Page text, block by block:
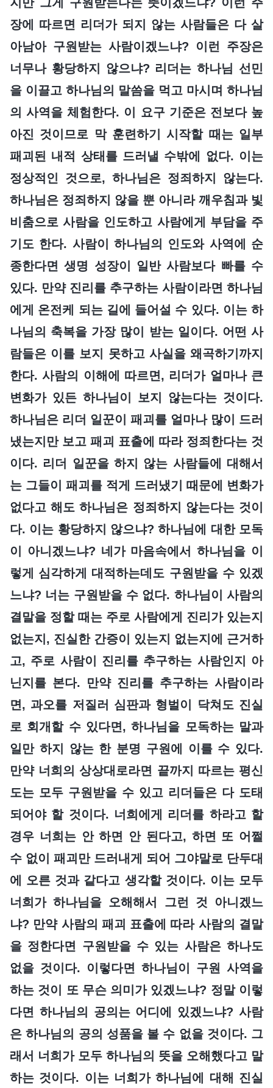
장에 따르면 리더가 되지 않는 사람들은 다 살
아남아 구원받는 사람이겠느냐? 이런 주장은
너무나 황당하지 않으냐? 리더는 하나님 선민
을 이끌고 하나님의 말씀을 먹고 마시며 하나님
의 사역을 체험한다. 이 요구 기준은 전보다 높
아진 것이므로 막 훈련하기 시작할 때는 일부
패괴된 내적 상태를 드러낼 수밖에 없다. 이는
정상적인 것으로, 하나님은 정죄하지 않는다.
하나님은 정죄하지 않을 뿐 아니라 깨우침과 빛
비춤으로 사람을 인도하고 사람에게 부담을 주
기도 한다. 사람이 하나님의 인도와 사역에 순
종한다면 생명 성장이 일반 사람보다 빠를 수
있다. 만약 진리를 추구하는 사람이라면 하나님
에게 온전케 되는 길에 들어설 수 있다. 이는 하
나님의 축복을 가장 많이 받는 일이다. 어떤 사
람들은 이를 보지 못하고 사실을 왜곡하기까지
한다. 사람의 이해에 따르면, 리더가 얼마나 큰
변화가 있든 하나님이 보지 않는다는 것이다.
하나님은 리더 일꾼이 패괴를 얼마나 많이 드러
냈는지만 보고 패괴 표출에 따라 정죄한다는 것
이다. 리더 일꾼을 하지 않는 사람들에 대해서
는 그들이 패괴를 적게 드러냈기 때문에 변화가
없다고 해도 하나님은 정죄하지 않는다는 것이
다. 이는 황당하지 않으냐? 하나님에 대한 모독
이 아니겠느냐? 네가 마음속에서 하나님을 이
렇게 심각하게 대적하는데도 구원받을 수 있겠
느냐? 너는 구원받을 수 없다. 하나님이 사람의
결말을 정할 때는 주로 사람에게 진리가 있는지
없는지, 진실한 간증이 있는지 없는지에 근거하
고, 주로 사람이 진리를 추구하는 사람인지 아
닌지를 본다. 만약 진리를 추구하는 사람이라
면, 과오를 저질러 심판과 형벌이 닥쳐도 진실
로 회개할 수 있다면, 하나님을 모독하는 말과
일만 하지 않는 한 분명 구원에 이를 수 있다.
만약 너희의 상상대로라면 끝까지 따르는 평신
도는 모두 구원받을 수 있고 리더들은 다 도태
되어야 할 것이다. 너희에게 리더를 하라고 할
경우 너희는 안 하면 안 된다고, 하면 또 어쩔
수 없이 패괴만 드러내게 되어 그야말로 단두대
에 오른 것과 같다고 생각할 것이다. 이는 모두
너희가 하나님을 오해해서 그런 것 아니겠느
냐? 만약 사람의 패괴 표출에 따라 사람의 결말
을 정한다면 구원받을 수 있는 사람은 하나도
없을 것이다. 이렇다면 하나님이 구원 사역을
하는 것이 또 무슨 의미가 있겠느냐? 정말 이렇
다면 하나님의 공의는 어디에 있겠느냐? 사람
은 하나님의 공의 성품을 볼 수 없을 것이다. 그
래서 너희가 모두 하나님의 뜻을 오해했다고 말
하는 것이다. 이는 너희가 하나님에 대해 진실